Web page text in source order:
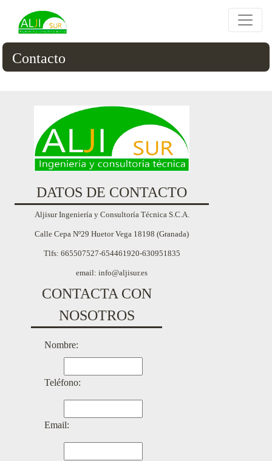
Contacto
DATOS DE CONTACTO
Aljisur Ingeniería y Consultoría Técnica S.C.A.
Calle Cepa Nº29 Huetor Vega 18198 (Granada)
Tlfs: 665507527-654461920-630951835
email: info@aljisur.es
CONTACTA CON
NOSOTROS
Nombre:
Teléfono:
Email: